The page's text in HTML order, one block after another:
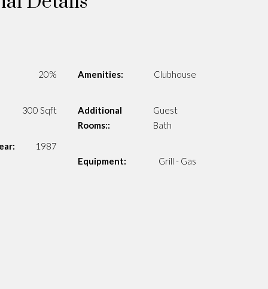
20%
300 Sqft
1987
Amenities: Clubhouse
Additional
Rooms::
Guest
Bath
Equipment: Grill - Gas